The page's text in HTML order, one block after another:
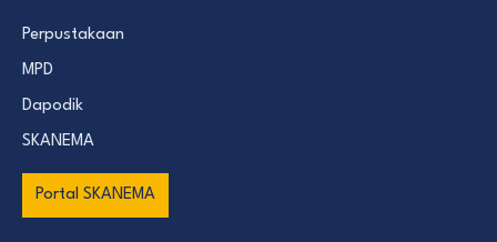
Perpustakaan
MPD
Dapodik
SKANEMA
Portal SKANEMA